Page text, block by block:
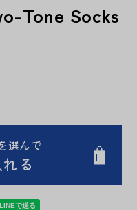
Tone Socks
選んで
る